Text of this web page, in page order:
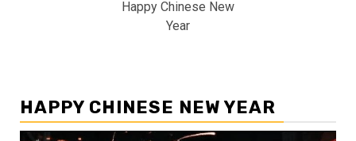
Happy Chinese New
Year
HAPPY CHINESE NEW YEAR